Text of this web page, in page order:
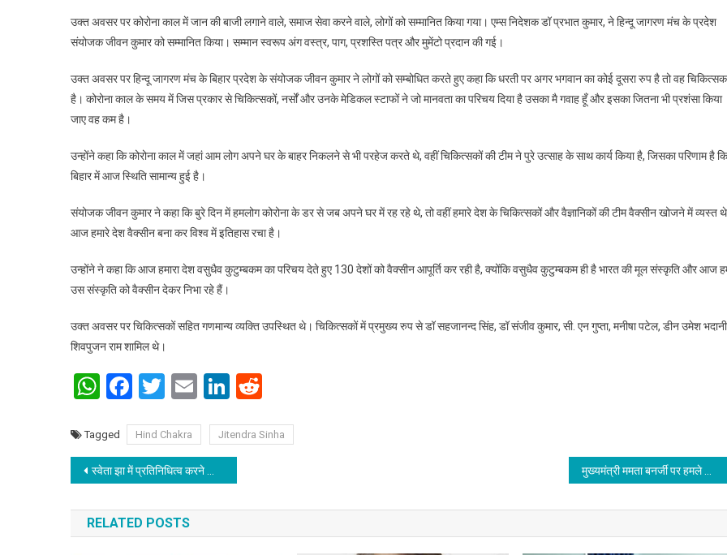
उक्त अवसर पर कोरोना काल में जान की बाजी लगाने वाले, समाज सेवा करने वाले, लोगों को सम्मानित किया गया। एम्स निदेशक डॉ प्रभात कुमार, ने हिन्दू जागरण मंच के प्रदेश
संयोजक जीवन कुमार को सम्मानित किया। सम्मान स्वरूप अंग वस्त्र, पाग, प्रशस्ति पत्र और मुमेंटो प्रदान की गई।
उक्त अवसर पर हिन्दू जागरण मंच के बिहार प्रदेश के संयोजक जीवन कुमार ने लोगों को सम्बोधित करते हुए कहा कि धरती पर अगर भगवान का कोई दूसरा रुप है तो वह चिकित्सक
है। कोरोना काल के समय में जिस प्रकार से चिकित्सकों, नर्सों और उनके मेडिकल स्टाफों ने जो मानवता का परिचय दिया है उसका मै गवाह हूँ और इसका जितना भी प्रशंसा किया
जाए वह कम है।
उन्होंने कहा कि कोरोना काल में जहां आम लोग अपने घर के बाहर निकलने से भी परहेज करते थे, वहीं चिकित्सकों की टीम ने पुरे उत्साह के साथ कार्य किया है, जिसका परिणाम है कि
बिहार में आज स्थिति सामान्य हुई है।
संयोजक जीवन कुमार ने कहा कि बुरे दिन में हमलोग कोरोना के डर से जब अपने घर में रह रहे थे, तो वहीं हमारे देश के चिकित्सकों और वैज्ञानिकों की टीम वैक्सीन खोजने में व्यस्त
आज हमारे देश वैक्सीन बना कर विश्व में इतिहास रचा है।
उन्होंने ने कहा कि आज हमारा देश वसुधैव कुटुम्बकम का परिचय देते हुए 130 देशों को वैक्सीन आपूर्ति कर रही है, क्योंकि वसुधैव कुटुम्बकम ही है भारत की मूल संस्कृति और आज
उस संस्कृति को वैक्सीन देकर निभा रहे हैं।
उक्त अवसर पर चिकित्सकों सहित गणमान्य व्यक्ति उपस्थित थे। चिकित्सकों में प्रमुख्य रुप से डॉ सहजानन्द सिंह, डॉ संजीव कुमार, सी. एन गुप्ता, मनीषा पटेल, डीन उमेश
शिवपुजन राम शामिल थे।
WhatsApp
Facebook
Twitter
EmailLinkedIn
Tagged Hind Chakra Jitendra Sinha
Post navigation
स्वेता झा में प्रतिनिधित्व करने की क्षमता दिखती है
RELATED POSTS